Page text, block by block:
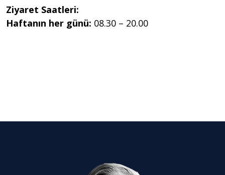
Ziyaret Saatleri:
Haftanın her günü: 08.30 – 20.00